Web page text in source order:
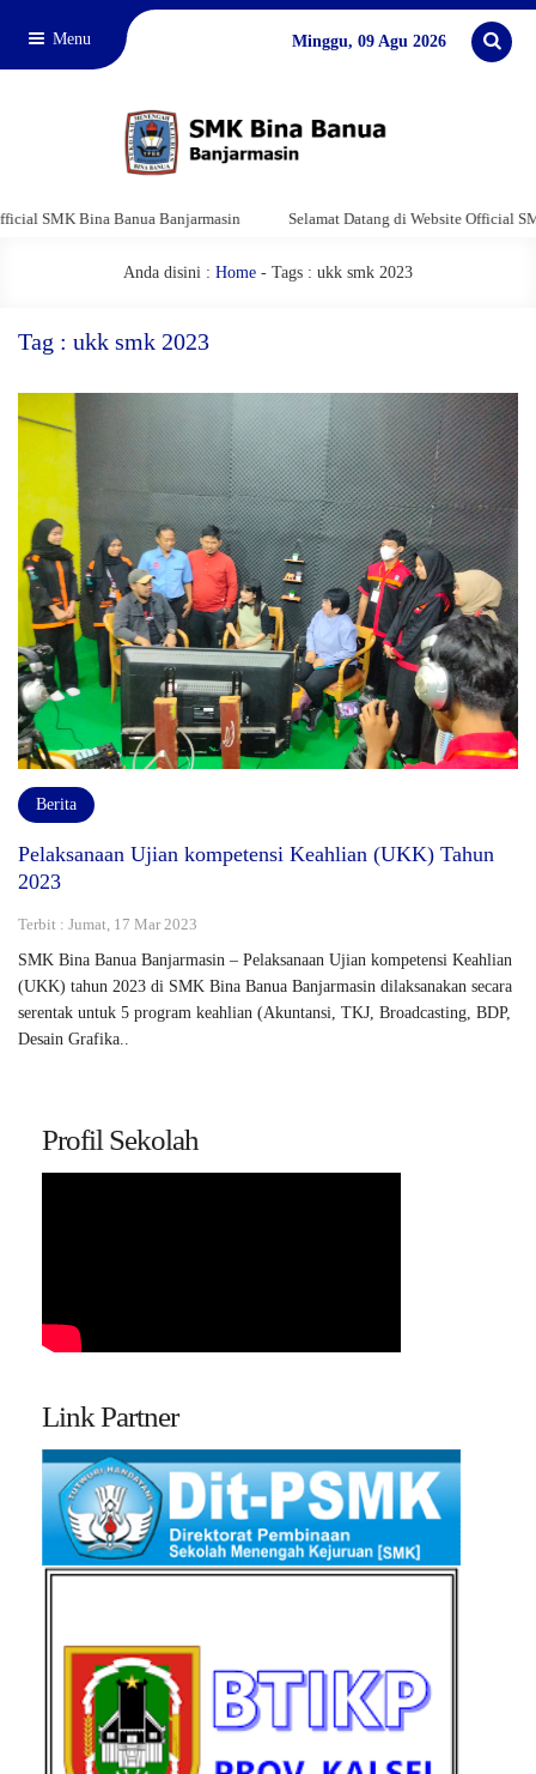
Menu Minggu, 09 Agu 2026
SMK Bina Banua Banjarmasin Selamat Datang di Website Official SMK
Anda disini : Home - Tags : ukk smk 2023
Tag : ukk smk 2023
Berita
Pelaksanaan Ujian kompetensi Keahlian (UKK) Tahun
2023
Terbit : Jumat, 17 Mar 2023
SMK Bina Banua Banjarmasin – Pelaksanaan Ujian kompetensi Keahlian
(UKK) tahun 2023 di SMK Bina Banua Banjarmasin dilaksanakan secara
serentak untuk 5 program keahlian (Akuntansi, TKJ, Broadcasting, BDP,
Desain Grafika..
Profil Sekolah
Link Partner